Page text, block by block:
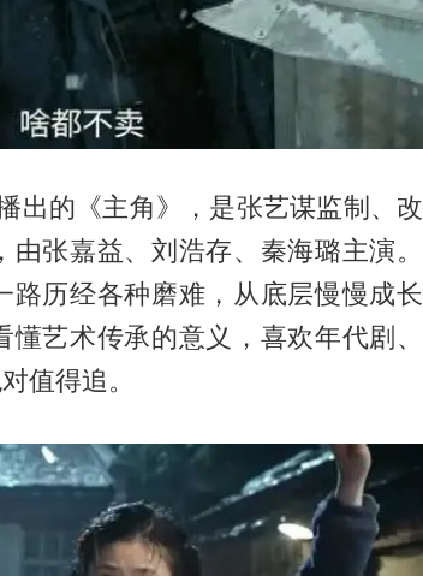
出的《主角》，是张艺谋监制、改
张嘉益、刘浩存、秦海璐主演。
历经各种磨难，从底层慢慢成长
艺术传承的意义，喜欢年代剧、
值得追。